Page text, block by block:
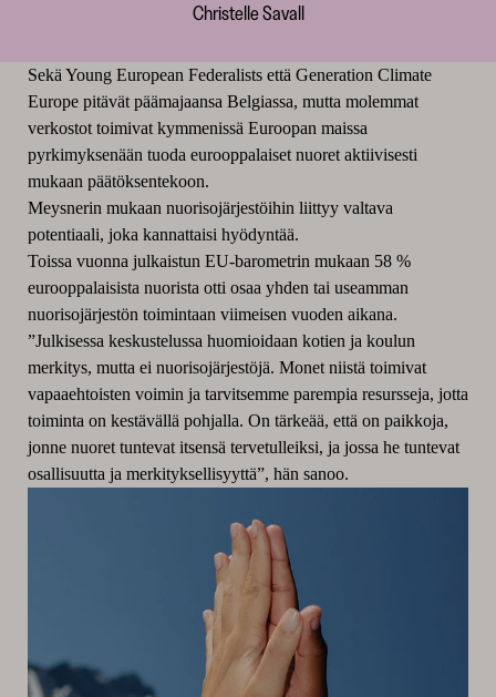
Christelle Savall
Sekä Young European Federalists että Generation Climate
Europe pitävät päämajaansa Belgiassa, mutta molemmat
verkostot toimivat kymmenissä Euroopan maissa
pyrkimyksenään tuoda eurooppalaiset nuoret aktiivisesti
mukaan päätöksentekoon.
Meysnerin mukaan nuorisojärjestöihin liittyy valtava
potentiaali, joka kannattaisi hyödyntää.
Toissa vuonna julkaistun EU-barometrin mukaan 58 %
eurooppalaisista nuorista otti osaa yhden tai useamman
nuorisojärjestön toimintaan viimeisen vuoden aikana.
”Julkisessa keskustelussa huomioidaan kotien ja koulun
merkitys, mutta ei nuorisojärjestöjä. Monet niistä toimivat
vapaaehtoisten voimin ja tarvitsemme parempia resursseja, jotta
toiminta on kestävällä pohjalla. On tärkeää, että on paikkoja,
jonne nuoret tuntevat itsensä tervetulleiksi, ja jossa he tuntevat
osallisuutta ja merkityksellisyyttä”, hän sanoo.